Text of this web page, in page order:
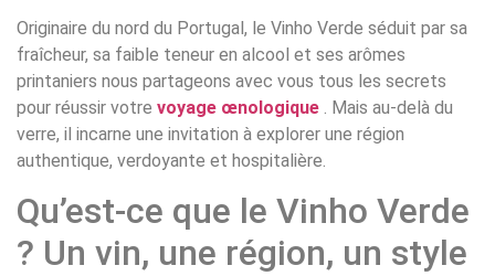
Originaire du nord du Portugal, le Vinho Verde séduit par sa
fraîcheur, sa faible teneur en alcool et ses arômes
printaniers nous partageons avec vous tous les secrets
pour réussir votre voyage œnologique . Mais au-delà du
verre, il incarne une invitation à explorer une région
authentique, verdoyante et hospitalière.
Qu’est-ce que le Vinho Verde
? Un vin, une région, un style